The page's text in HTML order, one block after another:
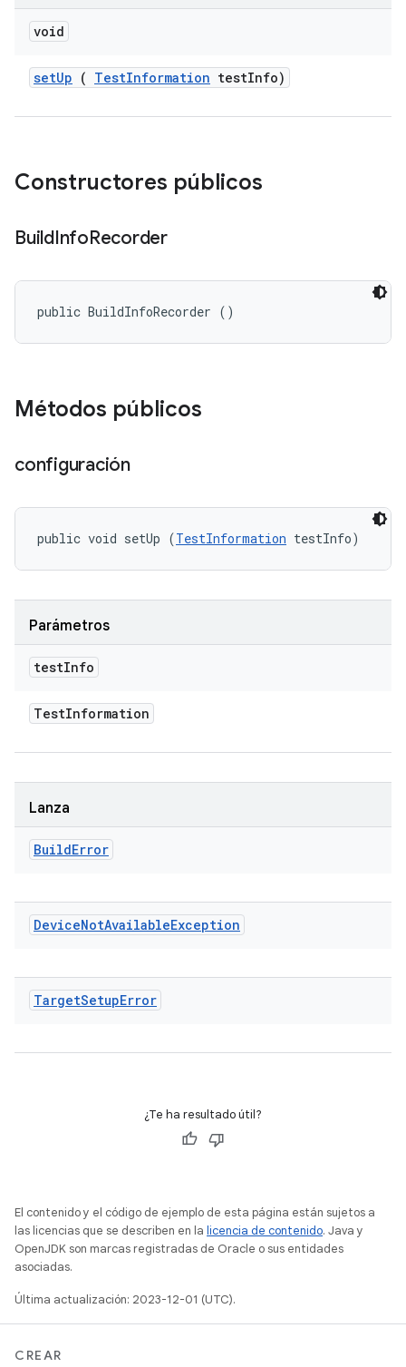
void
setUp ( TestInformation testInfo)
Constructores públicos
BuildInfoRecorder
public BuildInfoRecorder ()
Métodos públicos
configuración
public void setUp (TestInformation testInfo)
Parámetros
testInfo
TestInformation
Lanza
BuildError
DeviceNotAvailableException
TargetSetupError
¿Te ha resultado útil?
El contenido y el código de ejemplo de esta página están sujetos a
las licencias que se describen en la licencia de contenido. Java y
OpenJDK son marcas registradas de Oracle o sus entidades
asociadas.
Última actualización: 2023-12-01 (UTC).
CREAR